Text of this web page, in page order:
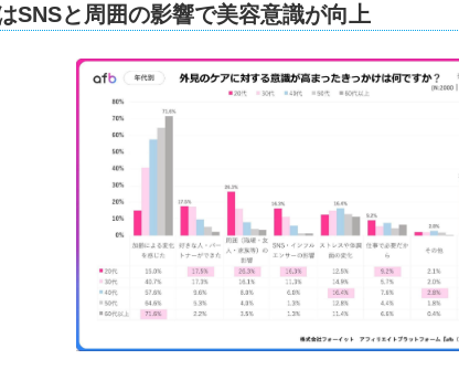
SNSと周囲の影響で美容意識が向上